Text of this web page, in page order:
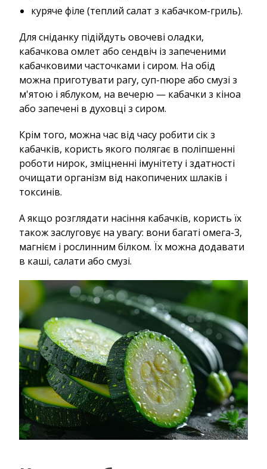
куряче філе (теплий салат з кабачком-гриль).
Для сніданку підійдуть овочеві оладки,
кабачкова омлет або сендвіч із запеченими
кабачковими часточками і сиром. На обід
можна приготувати рагу, суп-пюре або смузі з
м'ятою і яблуком, на вечерю — кабачки з кіноа
або запечені в духовці з сиром.
Крім того, можна час від часу робити сік з
кабачків, користь якого полягає в поліпшенні
роботи нирок, зміцненні імунітету і здатності
очищати організм від накопичених шлаків і
токсинів.
А якщо розглядати насіння кабачків, користь їх
також заслуговує на увагу: вони багаті омега-3,
магнієм і рослинним білком. Їх можна додавати
в каші, салати або смузі.